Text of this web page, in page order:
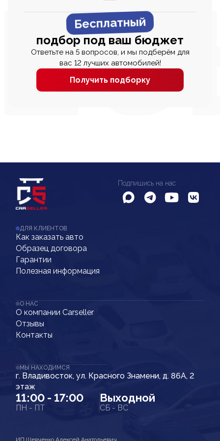
Бесплатный
подбор под ваш бюджет
Ответьте на 5 вопросов, и мы подберём для
вас 12 лучших автомобилей!
Получить подборку
Подпишись на нас
ДЛЯ КЛИЕНТОВ
Как заказать авто
Образец договора
Гарантии
Полезная информация
О НАС
О компании Carseller
Отзывы
Контакты
МЫ НАХОДИМСЯ
г. Владивосток, ул. Красного Знамени, д. 86А, 2
этаж
11:00 - 17:00
ПН - ПТ
Выходной
СБ - ВС
ИП Шевченко Алексей Анатольевич